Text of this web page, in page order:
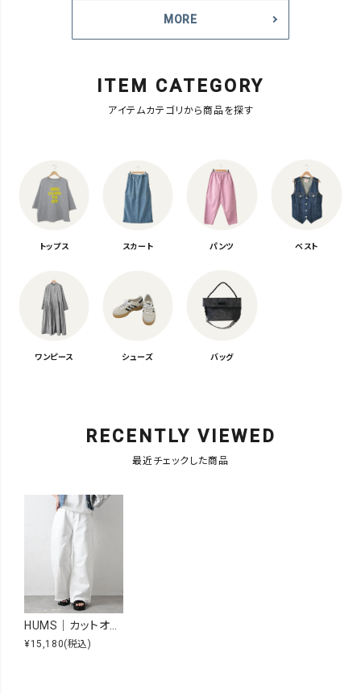
MORE
ITEM CATEGORY
アイテムカテゴリから商品を探す
トップス スカート パンツ ベスト
ワンピース シューズ バッグ
RECENTLY VIEWED
最近チェックした商品
¥15,180(税込)